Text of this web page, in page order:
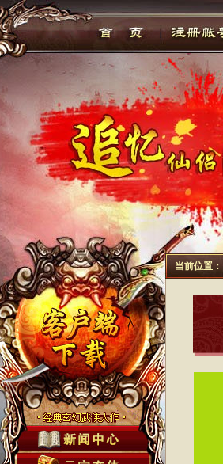
当前位置：